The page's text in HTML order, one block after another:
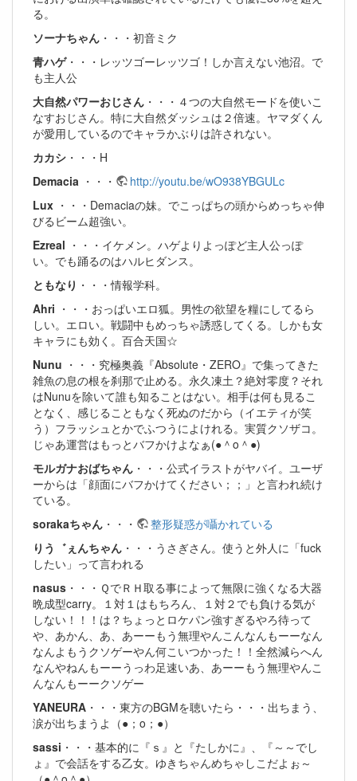
る。
ソーナちゃん ・・・初音ミク
青ハゲ・・・レッツゴーレッツゴ！しか言えない池沼。で
も主人公
大自然パワーおじさん ・・・４つの大自然モードを使いこ
なすおじさん。特に大自然ダッシュは２倍速。ヤマダくん
が愛用しているのでキャラかぶりは許されない。
カカシ ・・・H
Demacia ・・・
http://youtu.be/wO938YBGULc
Lux ・・・Demaciaの妹。でこっぱちの頭からめっちゃ伸
びるビーム超強い。
Ezreal ・・・イケメン。ハゲよりよっぽど主人公っぽ
い。でも踊るのはハルヒダンス。
ともなり ・・・情報学科。
Ahri ・・・おっぱいエロ狐。男性の欲望を糧にしてるら
しい。エロい。戦闘中もめっちゃ誘惑してくる。しかも女
キャラにも効く。百合天国☆
Nunu ・・・究極奥義『Absolute・ZERO』で集ってきた
雑魚の息の根を刹那で止める。永久凍土？絶対零度？それ
はNunuを除いて誰も知ることはない。相手は何も見るこ
となく、感じることもなく死ぬのだから（イエティが笑
う）フラッシュとかでふつうによけれる。実質クソザコ。
じゃあ運営はもっとバフかけよなぁ(●＾o＾●)
モルガナおばちゃん ・・・公式イラストがヤバイ。ユーザ
ーからは「顔面にバフかけてください；；」と言われ続け
ている。
sorakaちゃん ・・・
整形疑惑が囁かれている
りう゛ぇんちゃん ・・・うさぎさん。使うと外人に「fuck
したい」って言われる
nasus ・・・ＱでＲＨ取る事によって無限に強くなる大器
晩成型carry。１対１はもちろん、１対２でも負ける気が
しない！！！は？ちょっとロケパン強すぎるやろ待って
や、あかん、あ、あーーもう無理やんこんなんもーーなん
なんよもうクソゲーやん何こいつかった！！全然減らへん
なんやねんもーーうっわ足速いあ、あーーもう無理やんこ
んなんもーークソゲー
YANEURA ・・・東方のBGMを聴いたら・・・出ちまう、
涙が出ちまうよ（●；o；●）
sassi ・・・基本的に『ｓ』と『たしかに』、『～～でし
ょ』で会話をする乙女。ゆきちゃんめちゃしこだよぉ～